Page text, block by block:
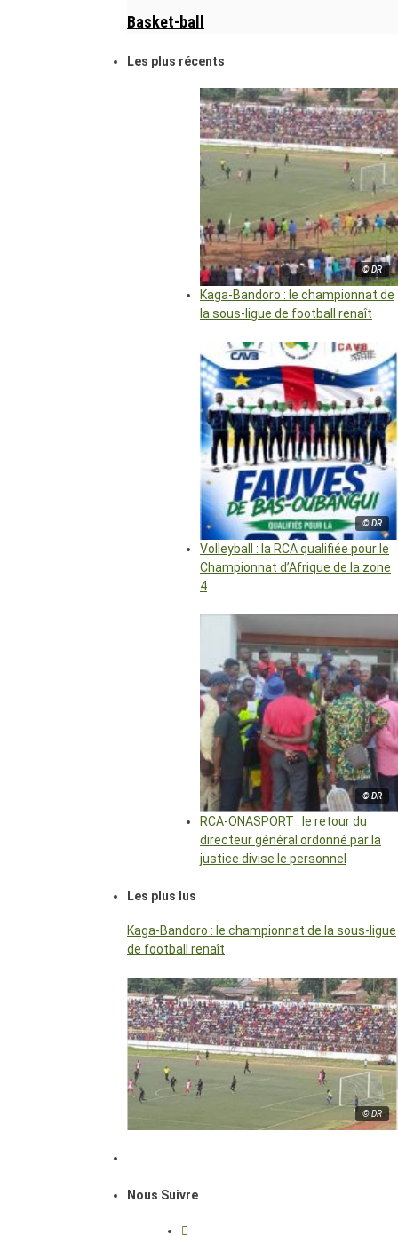
Basket-ball
Les plus récents
© DR
Kaga-Bandoro : le championnat de
la sous-ligue de football renaît
© DR
Volleyball : la RCA qualifiée pour le
Championnat d’Afrique de la zone
4
© DR
RCA-ONASPORT : le retour du
directeur général ordonné par la
justice divise le personnel
Les plus lus
Kaga-Bandoro : le championnat de la sous-ligue
de football renaît
© DR
Nous Suivre